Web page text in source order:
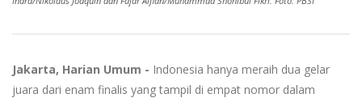
Jakarta, Harian Umum - Indonesia hanya meraih dua gelar
juara dari enam finalis yang tampil di empat nomor dalam